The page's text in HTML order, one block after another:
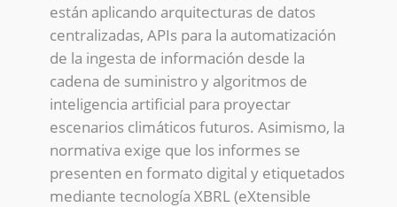
están aplicando arquitecturas de datos
centralizadas, APIs para la automatización
de la ingesta de información desde la
cadena de suministro y algoritmos de
inteligencia artificial para proyectar
escenarios climáticos futuros. Asimismo, la
normativa exige que los informes se
presenten en formato digital y etiquetados
mediante tecnología XBRL (eXtensible